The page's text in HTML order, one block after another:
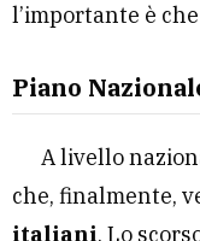
l’importante è
Piano
A livello
che, finalmente,
italiani. Lo